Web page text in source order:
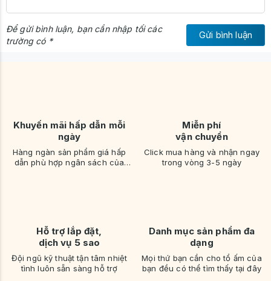
Để gửi bình luận, bạn cần nhập tối các
trường có *
Gửi bình luận
Khuyến mãi hấp dẫn mỗi
ngày
Hàng ngàn sản phẩm giá hấp
dẫn phù hợp ngân sách của
Miễn phí
vận chuyển
Click mua hàng và nhận ngay
trong vòng 3-5 ngày
Hỗ trợ lắp đặt,
dịch vụ 5 sao
Đội ngũ kỹ thuật tận tâm nhiệt
tình luôn sẵn sàng hỗ trợ
Danh mục sản phẩm đa
dạng
Mọi thứ bạn cần cho tổ ấm của
bạn đều có thể tìm thấy tại đây